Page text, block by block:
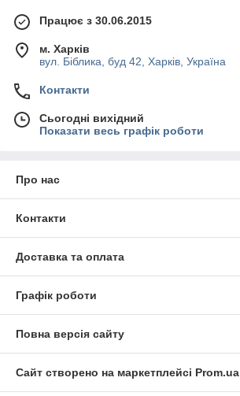
Працює з 30.06.2015
м. Харків
вул. Біблика, буд 42, Харків, Україна
Контакти
Сьогодні вихідний
Показати весь графік роботи
Про нас
Контакти
Доставка та оплата
Графік роботи
Повна версія сайту
Сайт створено на маркетплейсі Prom.ua